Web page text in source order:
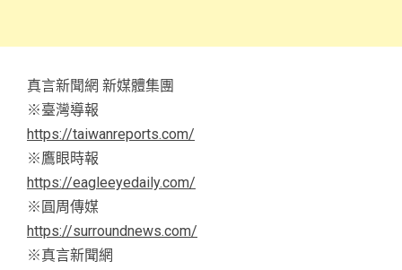
真言新聞網 新媒體集團
※臺灣導報
https://taiwanreports.com/
※鷹眼時報
https://eagleeyedaily.com/
※圓周傳媒
https://surroundnews.com/
※真言新聞網